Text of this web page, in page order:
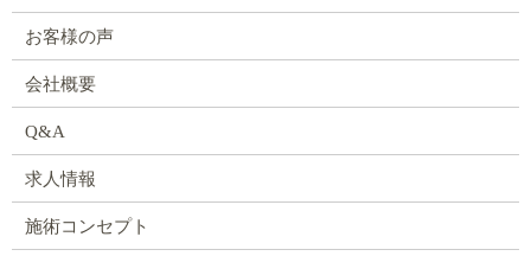
お客様の声
会社概要
Q&A
求人情報
施術コンセプト